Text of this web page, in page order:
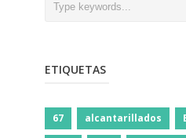
ETIQUETAS
67 alcantarillados